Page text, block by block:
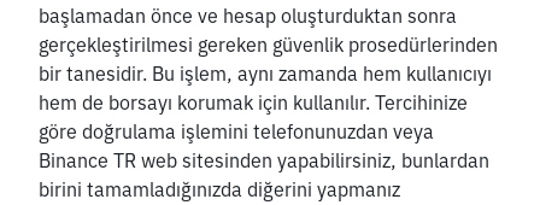
başlamadan önce ve hesap oluşturduktan sonra
gerçekleştirilmesi gereken güvenlik prosedürlerinden
bir tanesidir. Bu işlem, aynı zamanda hem kullanıcıyı
hem de borsayı korumak için kullanılır. Tercihinize
göre doğrulama işlemini telefonunuzdan veya
Binance TR web sitesinden yapabilirsiniz, bunlardan
birini tamamladığınızda diğerini yapmanız